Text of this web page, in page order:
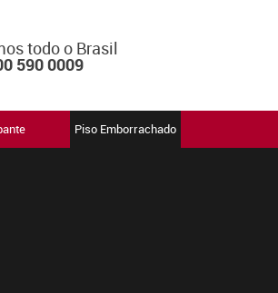
todo o Brasil
590 0009
Piso Emborrachado